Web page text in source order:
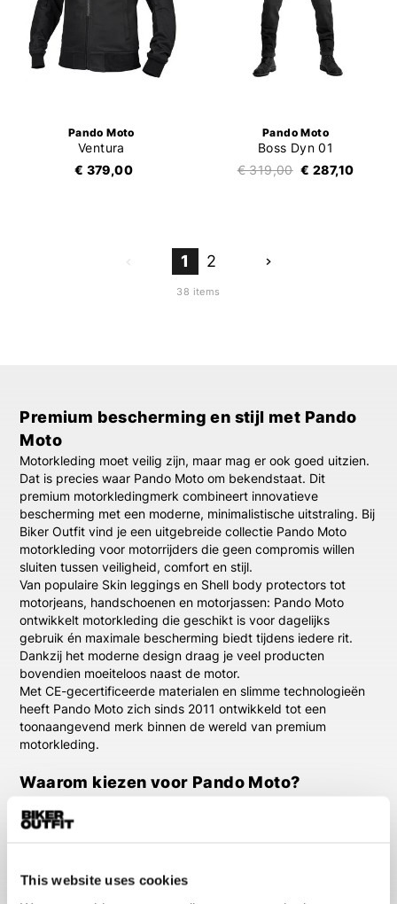
This website uses cookies
Pando Moto
Ventura
€ 379,00
Pando Moto
Boss Dyn 01
€ 319,00 € 287,10
1 2
38 items
Premium bescherming en stijl met Pando
Moto
Motorkleding moet veilig zijn, maar mag er ook goed uitzien.
Dat is precies waar Pando Moto om bekendstaat. Dit
premium motorkledingmerk combineert innovatieve
bescherming met een moderne, minimalistische uitstraling. Bij
Biker Outfit vind je een uitgebreide collectie Pando Moto
motorkleding voor motorrijders die geen compromis willen
sluiten tussen veiligheid, comfort en stijl.
Van populaire Skin leggings en Shell body protectors tot
motorjeans, handschoenen en motorjassen: Pando Moto
ontwikkelt motorkleding die geschikt is voor dagelijks
gebruik én maximale bescherming biedt tijdens iedere rit.
Dankzij het moderne design draag je veel producten
bovendien moeiteloos naast de motor.
Met CE-gecertificeerde materialen en slimme technologieën
heeft Pando Moto zich sinds 2011 ontwikkeld tot een
toonaangevend merk binnen de wereld van premium
motorkleding.
Waarom kiezen voor Pando Moto?
motorkleding te ontwikkelen die veiligheid combineert met
Pando Moto zich juist op subtiele bescherming zonder in te